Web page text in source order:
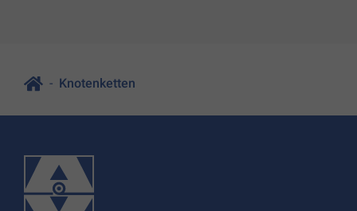
Knotenketten